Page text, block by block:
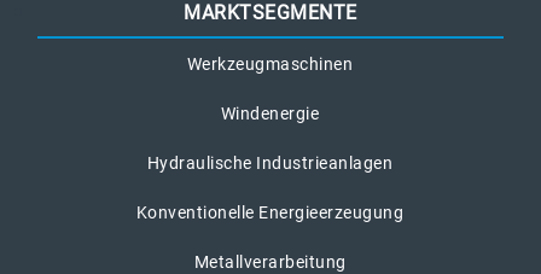
MARKTSEGMENTE
Werkzeugmaschinen
Windenergie
Hydraulische Industrieanlagen
Konventionelle Energieerzeugung
Metallverarbeitung